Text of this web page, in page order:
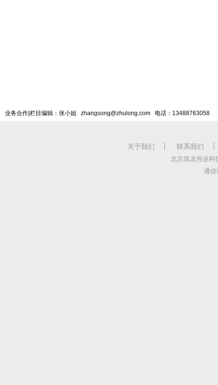
业务合作|栏目编辑：张小姐 zhangsong@zhulong.com 电话：13488763058
关于我们 联系我们
北京筑龙伟业科
通